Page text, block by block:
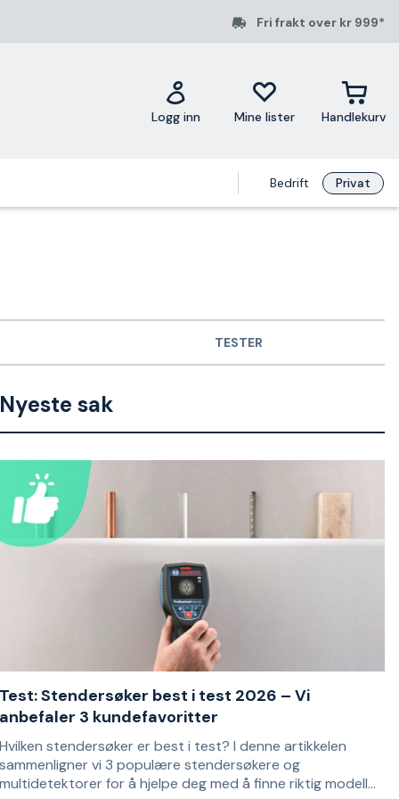
Fri frakt over kr 999*
Logg inn Mine lister Handlekurv
Bedrift Privat
TESTER
Nyeste sak
Test: Stendersøker best i test 2026 – Vi
anbefaler 3 kundefavoritter
Hvilken stendersøker er best i test? I denne artikkelen
sammenligner vi 3 populære stendersøkere og
multidetektorer for å hjelpe deg med å finne riktig modell